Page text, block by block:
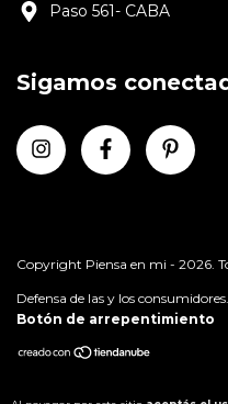
Paso 561- CABA
Sigamos
Copyright Piensa en mi - 2026.
Defensa de las y los
Botón de arrepentimiento